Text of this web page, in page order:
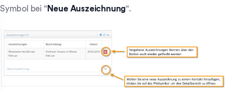
Symbol bei “Neue Auszeichnung“.